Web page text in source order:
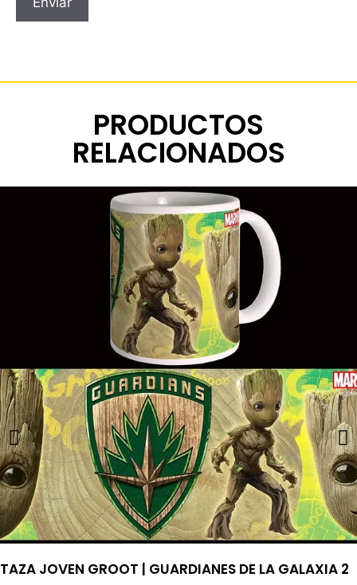
PRODUCTOS
RELACIONADOS
TAZA JOVEN GROOT | GUARDIANES DE LA GALAXIA 2